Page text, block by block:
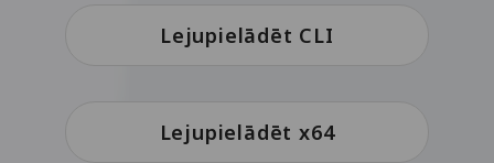
Lejupielādēt CLI
Lejupielādēt x64